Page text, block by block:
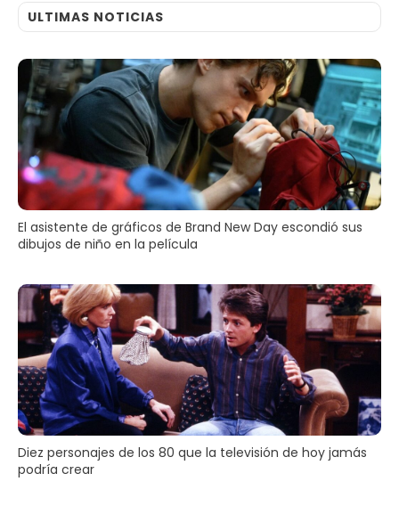
ULTIMAS NOTICIAS
El asistente de gráficos de Brand New Day escondió sus
dibujos de niño en la película
Diez personajes de los 80 que la televisión de hoy jamás
podría crear